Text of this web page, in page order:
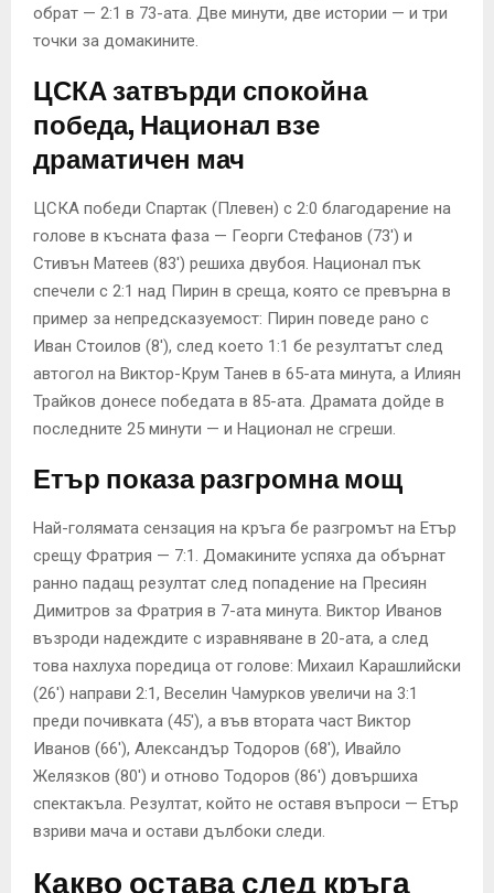
обрат — 2:1 в 73-ата. Две минути, две истории — и три
точки за домакините.
ЦСКА затвърди спокойна
победа, Национал взе
драматичен мач
ЦСКА победи Спартак (Плевен) с 2:0 благодарение на
голове в късната фаза — Георги Стефанов (73′) и
Стивън Матеев (83′) решиха двубоя. Национал пък
спечели с 2:1 над Пирин в среща, която се превърна в
пример за непредсказуемост: Пирин поведе рано с
Иван Стоилов (8′), след което 1:1 бе резултатът след
автогол на Виктор-Крум Танев в 65-ата минута, а Илиян
Трайков донесе победата в 85-ата. Драмата дойде в
последните 25 минути — и Национал не сгреши.
Етър показа разгромна мощ
Най-голямата сензация на кръга бе разгромът на Етър
срещу Фратрия — 7:1. Домакините успяха да обърнат
ранно падащ резултат след попадение на Пресиян
Димитров за Фратрия в 7-ата минута. Виктор Иванов
възроди надеждите с изравняване в 20-ата, а след
това нахлуха поредица от голове: Михаил Карашлийски
(26′) направи 2:1, Веселин Чамурков увеличи на 3:1
преди почивката (45′), а във втората част Виктор
Иванов (66′), Александър Тодоров (68′), Ивайло
Желязков (80′) и отново Тодоров (86′) довършиха
спектакъла. Резултат, който не оставя въпроси — Етър
взриви мача и остави дълбоки следи.
Какво остава след кръга